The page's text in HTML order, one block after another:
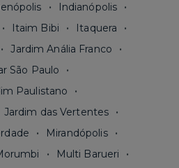
Indianópolis
Itaim Bibi
Itaquera
Jardim Anália Franco
São Paulo
Paulistano
Jardim das Vertentes
Mirandópolis
Multi Barueri